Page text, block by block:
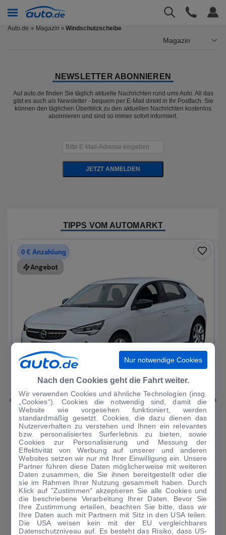
Auto.de Magazin » Windschutzscheibe
Magazin
NEWSLETTER ABONNIEREN
Auf auto.de finden Sie täglich aktuelle Nachrichten rund ums Auto. All das
gibt es auch als Newsletter - bequem per E-Mail direkt in Ihr Postfach. Sie
können den täglichen Überblick zu den aktuellen Nachrichten kostenlos
abonnieren und sind so immer sofort informiert.
JETZT ANMELDEN
TIPPS VOM AUTOMARKT
0 € Anzahlung
Angebot
|19
Opel Corsa
Elegance 1.2T*Autom LED R-Kam Tempo Blueto...
33.297 km· 07/2023· Benzin·Automatik
Finanzierung Kaufen
134€/mtl.
Guter Preis4
0 € Anzahlung ·60 Monate ·Finanzierungs-Details
Angebot anfragen Rate anpassen
Nur notwendige Cookies
Nach den Cookies geht die Fahrt weiter.
Wir verwenden Cookies und ähnliche Technologien (insg.
„Cookies“). Cookies die notwendig sind, damit die
Website wie vorgesehen funktioniert, werden
standardmäßig gesetzt. Cookies, die dazu dienen das
Nutzerverhalten zu verstehen und Ihnen ein relevantes
bzw. personalisiertes Surferlebnis zu bieten, sowie
Cookies zur Personalisierung und Messung der
Effektivität von Werbung auf unserer und anderen
Websites setzen wir nur mit Ihrer Einwilligung ein. Unsere
Partner führen diese Daten möglicherweise mit weiteren
Daten zusammen, die Sie ihnen bereitgestellt oder die
sie im Rahmen Ihrer Nutzung gesammelt haben. Durch
Klick auf "Zustimmen" akzeptieren Sie alle Cookies und
die beschriebene Verarbeitung Ihrer Daten. Bevor Sie
Ihre Zustimmung erteilen, beachten Sie bitte, dass wir
Ihre Daten auch mit Partnern mit Sitz in den USA teilen.
Die USA weisen kein mit der EU vergleichbares
Datenschutzniveau auf. Es besteht das Risiko, dass US-